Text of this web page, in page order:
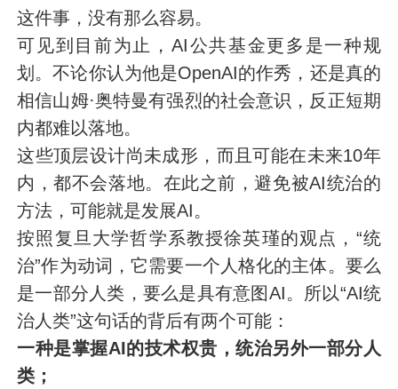
这件事，没有那么容易。
可见到目前为止，AI公共基金更多是一种规
划。不论你认为他是OpenAI的作秀，还是真的
相信山姆·奥特曼有强烈的社会意识，反正短期
内都难以落地。
这些顶层设计尚未成形，而且可能在未来10年
内，都不会落地。在此之前，避免被AI统治的
方法，可能就是发展AI。
按照复旦大学哲学系教授徐英瑾的观点，“统
治”作为动词，它需要一个人格化的主体。要么
是一部分人类，要么是具有意图AI。所以“AI统
治人类”这句话的背后有两个可能：
一种是掌握AI的技术权贵，统治另外一部分人
类；